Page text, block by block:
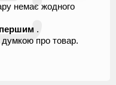
немає жодного
.
про товар.